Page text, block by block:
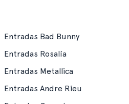
Entradas Bad Bunny
Entradas Rosalía
Entradas Metallica
Entradas Andre Rieu